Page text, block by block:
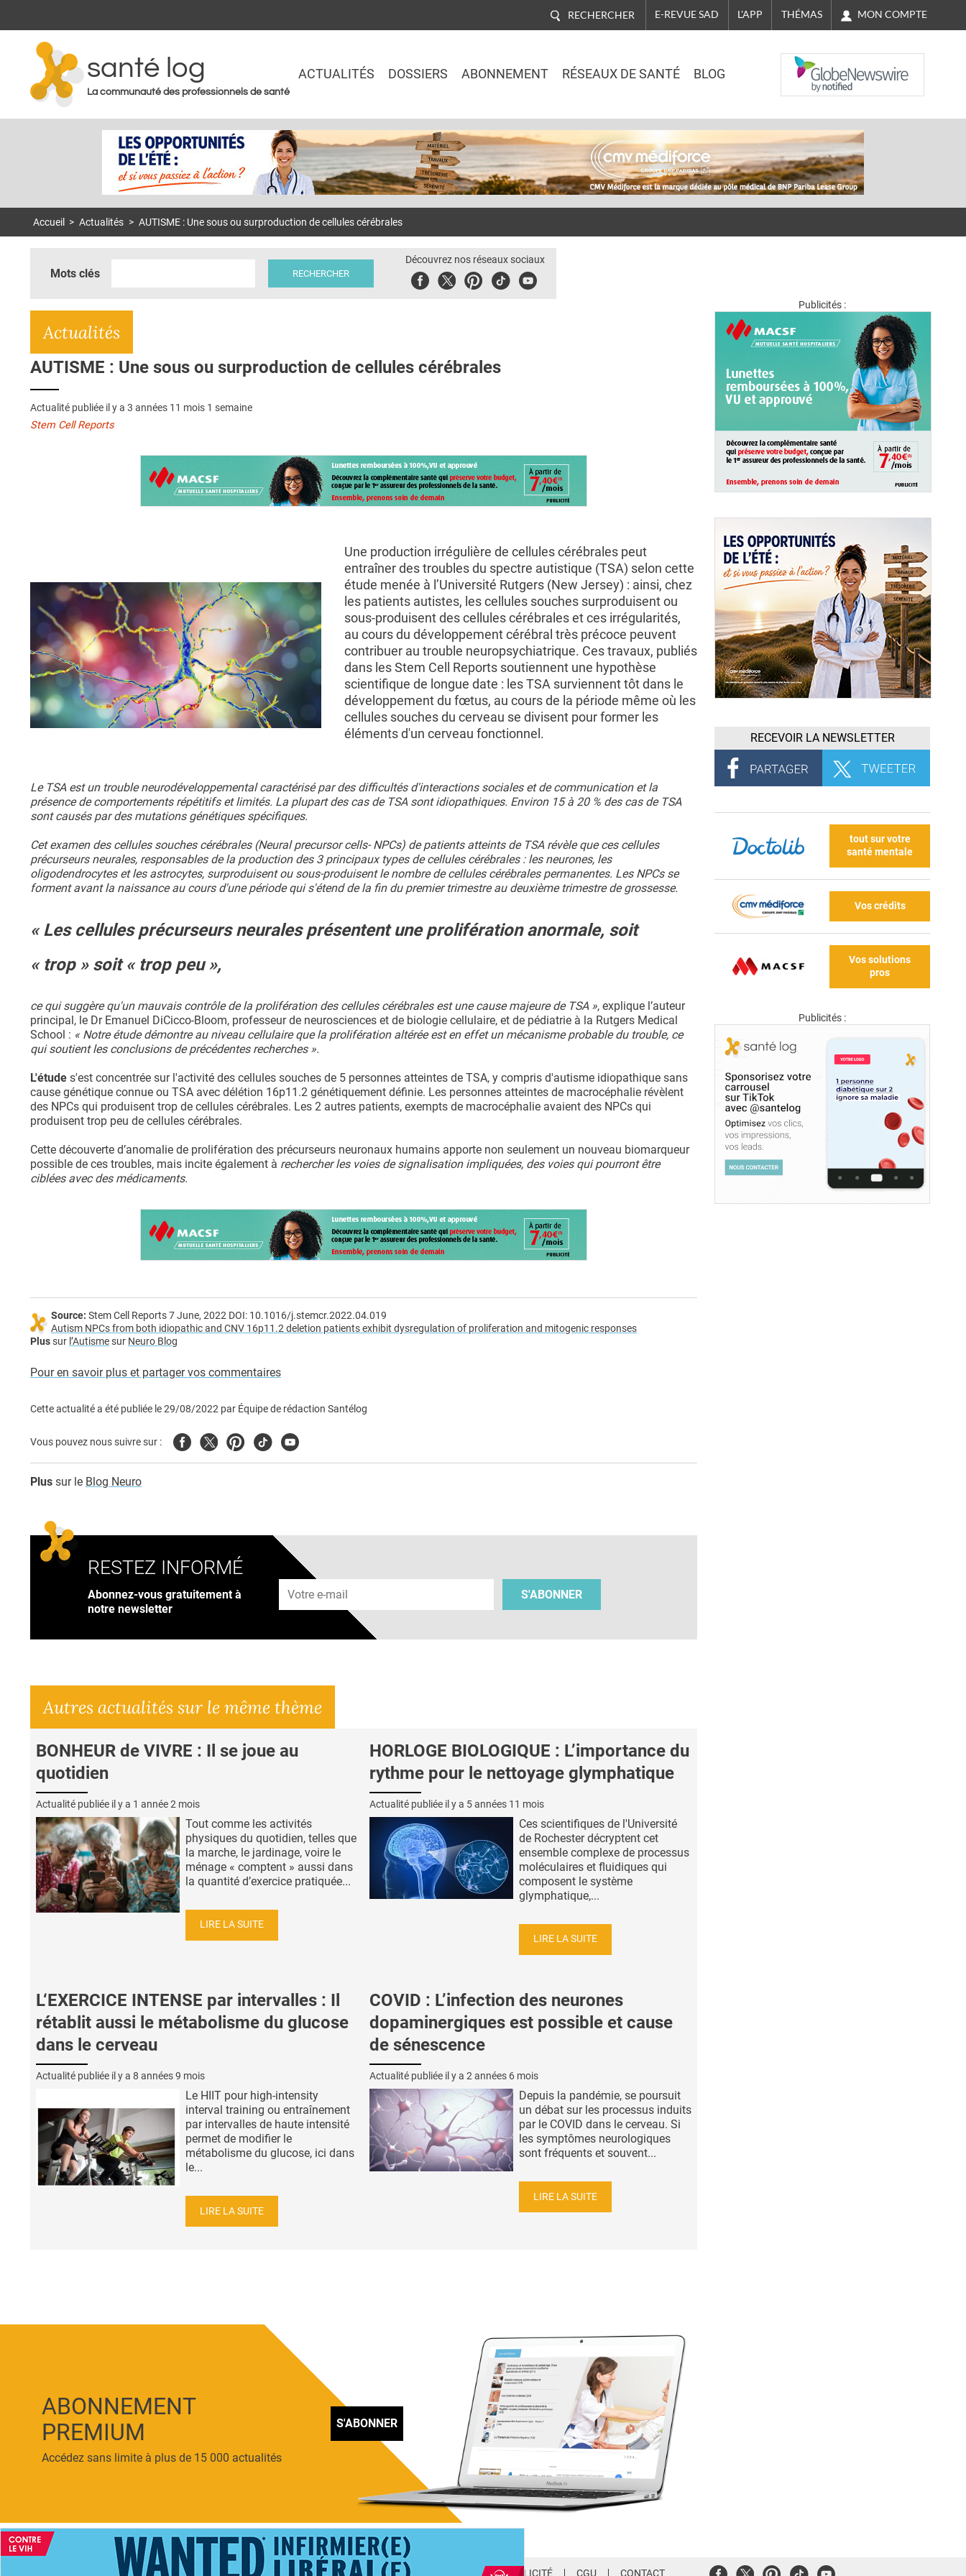
RECHERCHER E-REVUE SAD L'APP THÉMAS MON COMPTE
santé log
La communauté des professionnels de santé
ACTUALITÉS DOSSIERS ABONNEMENT RÉSEAUX DE SANTÉ BLOG
NASDAQ
Accueil > Actualités > AUTISME : Une sous ou surproduction de cellules cérébrales
Mots clés
Découvrez nos réseaux sociaux
FacebookTwitterPinterest
TiktokYoubute
Actualités
AUTISME : Une sous ou surproduction de cellules cérébrales
Actualité publiée il y a 3 années 11 mois 1 semaine
Stem Cell Reports
Une production irrégulière de cellules cérébrales peut
entraîner des troubles du spectre autistique (TSA) selon cette
étude menée à l’Université Rutgers (New Jersey) : ainsi, chez
les patients autistes, les cellules souches surproduisent ou
sous-produisent des cellules cérébrales et ces irrégularités,
au cours du développement cérébral très précoce peuvent
contribuer au trouble neuropsychiatrique. Ces travaux, publiés
dans les Stem Cell Reports soutiennent une hypothèse
scientifique de longue date : les TSA surviennent tôt dans le
développement du fœtus, au cours de la période même où les
cellules souches du cerveau se divisent pour former les
éléments d'un cerveau fonctionnel.
Le TSA est un trouble neurodéveloppemental caractérisé par des difficultés d'interactions sociales et de communication et la
présence de comportements répétitifs et limités. La plupart des cas de TSA sont idiopathiques. Environ 15 à 20 % des cas de TSA
sont causés par des mutations génétiques spécifiques.
Cet examen des cellules souches cérébrales (Neural precursor cells- NPCs) de patients atteints de TSA révèle que ces cellules
précurseurs neurales, responsables de la production des 3 principaux types de cellules cérébrales : les neurones, les
oligodendrocytes et les astrocytes, surproduisent ou sous-produisent le nombre de cellules cérébrales permanentes. Les NPCs se
forment avant la naissance au cours d'une période qui s'étend de la fin du premier trimestre au deuxième trimestre de grossesse.
« Les cellules précurseurs neurales présentent une prolifération anormale, soit
« trop » soit « trop peu »,
ce qui suggère qu'un mauvais contrôle de la prolifération des cellules cérébrales est une cause majeure de TSA », explique l’auteur
principal, le Dr Emanuel DiCicco-Bloom, professeur de neurosciences et de biologie cellulaire, et de pédiatrie à la Rutgers Medical
School : « Notre étude démontre au niveau cellulaire que la prolifération altérée est en effet un mécanisme probable du trouble, ce
qui soutient les conclusions de précédentes recherches ».
L'étude s'est concentrée sur l'activité des cellules souches de 5 personnes atteintes de TSA, y compris d'autisme idiopathique sans
cause génétique connue ou TSA avec délétion 16p11.2 génétiquement définie. Les personnes atteintes de macrocéphalie révèlent
des NPCs qui produisent trop de cellules cérébrales. Les 2 autres patients, exempts de macrocéphalie avaient des NPCs qui
produisent trop peu de cellules cérébrales.
Cette découverte d’anomalie de prolifération des précurseurs neuronaux humains apporte non seulement un nouveau biomarqueur
possible de ces troubles, mais incite également à rechercher les voies de signalisation impliquées, des voies qui pourront être
ciblées avec des médicaments.
Source: Stem Cell Reports 7 June, 2022 DOI: 10.1016/j.stemcr.2022.04.019
Autism NPCs from both idiopathic and CNV 16p11.2 deletion patients exhibit dysregulation of proliferation and mitogenic responses
Plussur l’Autismesur Neuro Blog
Pour en savoir plus et partager vos commentaires
Cette actualité a été publiée le29/08/2022 par Équipe de rédaction Santélog
Vous pouvez nous suivre sur : FacebookTwitterPinterest
TiktokYoutube
Plus sur le Blog Neuro
RESTEZ INFORMÉ
Abonnez-vous gratuitement à
notre newsletter
Adresse e-mail
S'ABONNER
Autres actualités sur le même thème
BONHEUR de VIVRE : Il se joue au
quotidien
Actualité publiée il y a 1 année 2 mois
Tout comme les activités
physiques du quotidien, telles que
la marche, le jardinage, voire le
ménage « comptent » aussi dans
la quantité d’exercice pratiquée...
LIRE LA SUITE
HORLOGE BIOLOGIQUE : L’importance du
rythme pour le nettoyage glymphatique
Actualité publiée il y a 5 années 11 mois
Ces scientifiques de l'Université
de Rochester décryptent cet
ensemble complexe de processus
moléculaires et fluidiques qui
composent le système
glymphatique,...
LIRE LA SUITE
L‘EXERCICE INTENSE par intervalles : Il
rétablit aussi le métabolisme du glucose
dans le cerveau
Actualité publiée il y a 8 années 9 mois
Le HIIT pour high-intensity
interval training ou entraînement
par intervalles de haute intensité
permet de modifier le
métabolisme du glucose, ici dans
le...
LIRE LA SUITE
COVID : L’infection des neurones
dopaminergiques est possible et cause
de sénescence
Actualité publiée il y a 2 années 6 mois
Depuis la pandémie, se poursuit
un débat sur les processus induits
par le COVID dans le cerveau. Si
les symptômes neurologiques
sont fréquents et souvent...
LIRE LA SUITE
ABONNEMENT
PREMIUM
Accédez sans limite à plus de 15 000 actualités
S'ABONNER
Publicités :
RECEVOIR LA NEWSLETTER
tout sur votre
santé mentale
Vos crédits
Vos solutions
pros
Publicités :
FacebookTwitterPinterest
TiktokYoutube